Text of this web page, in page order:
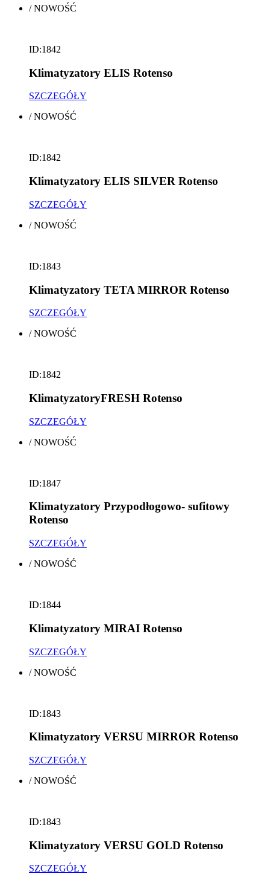
/NOWOŚĆ
ID:1842
Klimatyzatory ELIS Rotenso
SZCZEGÓŁY
/NOWOŚĆ
ID:1842
Klimatyzatory ELIS SILVER Rotenso
SZCZEGÓŁY
/NOWOŚĆ
ID:1843
Klimatyzatory TETA MIRROR Rotenso
SZCZEGÓŁY
/NOWOŚĆ
ID:1842
KlimatyzatoryFRESH Rotenso
SZCZEGÓŁY
/NOWOŚĆ
ID:1847
Klimatyzatory Przypodłogowo- sufitowy
Rotenso
SZCZEGÓŁY
/NOWOŚĆ
ID:1844
Klimatyzatory MIRAI Rotenso
SZCZEGÓŁY
/NOWOŚĆ
ID:1843
Klimatyzatory VERSU MIRROR Rotenso
SZCZEGÓŁY
/NOWOŚĆ
ID:1843
Klimatyzatory VERSU GOLD Rotenso
SZCZEGÓŁY